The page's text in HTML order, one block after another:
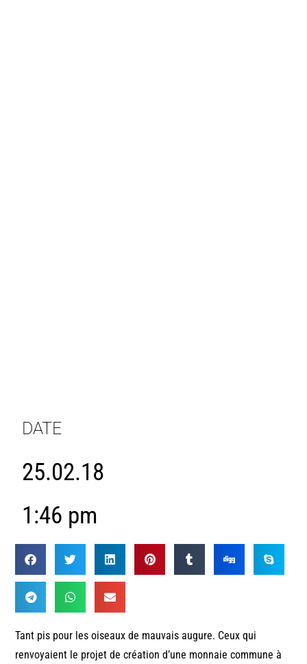
DATE
25.02.18
1:46 pm
Tant pis pour les oiseaux de mauvais augure. Ceux qui
renvoyaient le projet de création d’une monnaie commune à